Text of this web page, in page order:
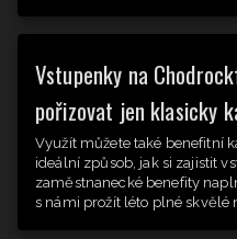
Vstupenky na
pořizovat jen klasicky
Využít můžete také benefitní
ideální způsob, jak si zajistit
zaměstnanecké benefity
s námi prožít léto plné skvělé